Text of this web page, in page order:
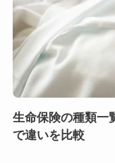
生命保険の種類一
で違いを比較